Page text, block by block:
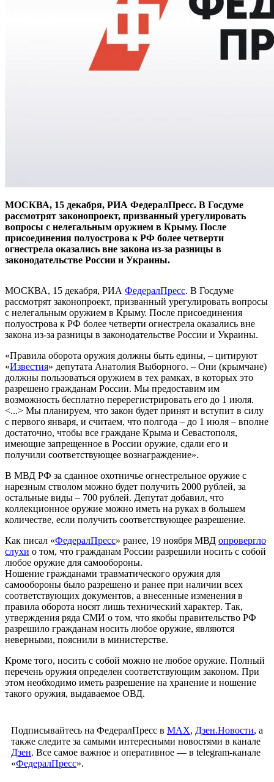
МОСКВА, 15 декабря, РИА ФедералПресс. В Госдуме
рассмотрят законопроект, призванный урегулировать
вопросы с нелегальным оружием в Крыму. После
присоединения полуострова к РФ более четверти
огнестрела оказались вне закона из-за разницы в
законодательстве России и Украины.
МОСКВА, 15 декабря, РИА ФедералПресс. В Госдуме
рассмотрят законопроект, призванный урегулировать вопросы
с нелегальным оружием в Крыму. После присоединения
полуострова к РФ более четверти огнестрела оказались вне
закона из-за разницы в законодательстве России и Украины.
«Правила оборота оружия должны быть едины, – цитируют
«Известия» депутата Анатолия Выборного. – Они (крымчане)
должны пользоваться оружием в тех рамках, в которых это
разрешено гражданам России. Мы предоставим им
возможность бесплатно перерегистрировать его до 1 июля.
<...> Мы планируем, что закон будет принят и вступит в силу
с первого января, и считаем, что полгода – до 1 июля – вполне
достаточно, чтобы все граждане Крыма и Севастополя,
имеющие запрещенное в России оружие, сдали его и
получили соответствующее вознаграждение».
В МВД РФ за сданное охотничье огнестрельное оружие с
нарезным стволом можно будет получить 2000 рублей, за
остальные виды – 700 рублей. Депутат добавил, что
коллекционное оружие можно иметь на руках в большем
количестве, если получить соответствующее разрешение.
Как писал «ФедералПресс» ранее, 19 ноября МВД опровергло
слухи о том, что гражданам России разрешили носить с собой
любое оружие для самообороны.
Ношение гражданами травматического оружия для
самообороны было разрешено и ранее при наличии всех
соответствующих документов, а внесенные изменения в
правила оборота носят лишь технический характер. Так,
утверждения ряда СМИ о том, что якобы правительство РФ
разрешило гражданам носить любое оружие, являются
неверными, пояснили в министерстве.
Кроме того, носить с собой можно не любое оружие. Полный
перечень оружия определен соответствующим законом. При
этом необходимо иметь разрешение на хранение и ношение
такого оружия, выдаваемое ОВД.
Подписывайтесь на ФедералПресс в МАХ, Дзен.Новости, а
также следите за самыми интересными новостями в канале
Дзен. Все самое важное и оперативное — в telegram-канале
«ФедералПресс».